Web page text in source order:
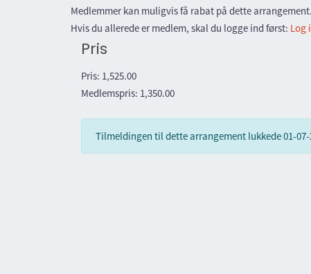
Medlemmer kan muligvis få rabat på dette
Hvis du allerede er medlem, skal du logge ind først: Log
Pris
Pris: 1,525.00
Medlemspris: 1,350.00
Tilmeldingen til dette arrangement lukkede01-